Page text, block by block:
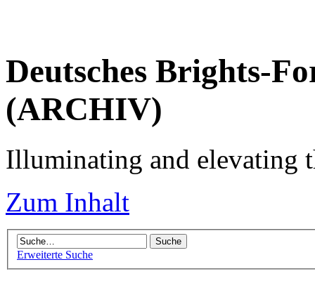
Deutsches Brights-
(ARCHIV)
Illuminating and elevating
Zum Inhalt
Erweiterte Suche